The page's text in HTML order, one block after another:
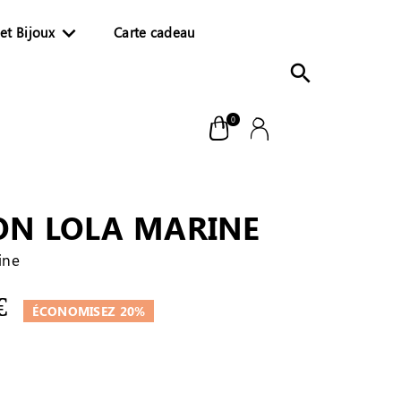
0

Bijoux Carte cadeau

LOLA MARINE
ÉCONOMISEZ 20%